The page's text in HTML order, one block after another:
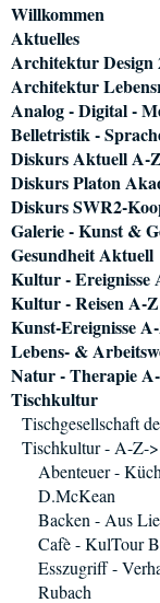
Navigation
überspringen
Willkommen
Aktuelles
Architektur Design
Architektur
Analog - Digital -
Belletristik -
Diskurs Aktuell A-Z
Diskurs Platon
Diskurs SWR2-
Galerie - Kunst &
Gesundheit Aktuell
Kultur - Ereignisse
Kultur - Reisen A-Z
Kunst-Ereignisse
Lebens- &
Natur - Therapie
Tischkultur
Tischgesellschaft
Tischkultur - A-Z->
Abenteuer -
D.McKean
Backen - Aus
Cafè - KulTour
Esszugriff -
Rubach